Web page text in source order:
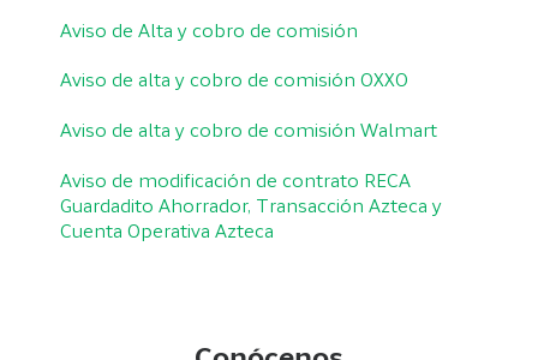
Aviso de Alta y cobro de comisión
Aviso de alta y cobro de comisión OXXO
Aviso de alta y cobro de comisión Walmart
Aviso de modificación de contrato RECA
Guardadito Ahorrador, Transacción Azteca y
Cuenta Operativa Azteca